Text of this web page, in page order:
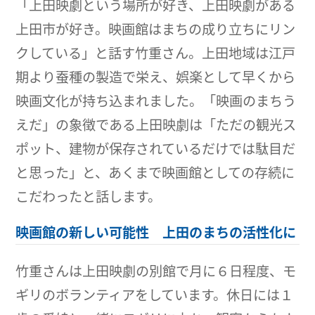
「上田映劇という場所が好き、上田映劇がある
上田市が好き。映画館はまちの成り立ちにリン
クしている」と話す竹重さん。上田地域は江戸
期より蚕種の製造で栄え、娯楽として早くから
映画文化が持ち込まれました。「映画のまちう
えだ」の象徴である上田映劇は「ただの観光ス
ポット、建物が保存されているだけでは駄目だ
と思った」と、あくまで映画館としての存続に
こだわったと話します。
映画館の新しい可能性 上田のまちの活性化に
竹重さんは上田映劇の別館で月に６日程度、モ
ギリのボランティアをしています。休日には１